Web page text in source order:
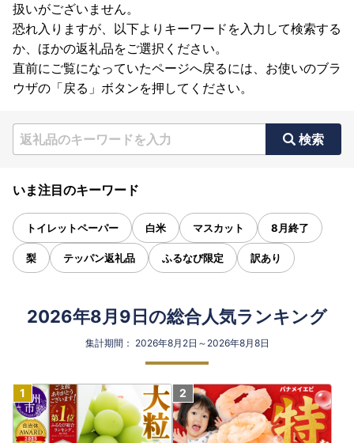
扱いがございません。
恐れ入りますが、以下よりキーワードを入力して検索する
か、ほかの返礼品をご選択ください。
直前にご覧になっていたページへ戻るには、お使いのブラ
ウザの「戻る」ボタンを押してください。
検索
いま注目のキーワード
トイレットペーパー 白米 マスカット 8月終了
梨 テッパン返礼品 ふるなび限定 訳あり
2026年8月9日の総合人気ランキング
集計期間： 2026年8月2日～2026年8月8日